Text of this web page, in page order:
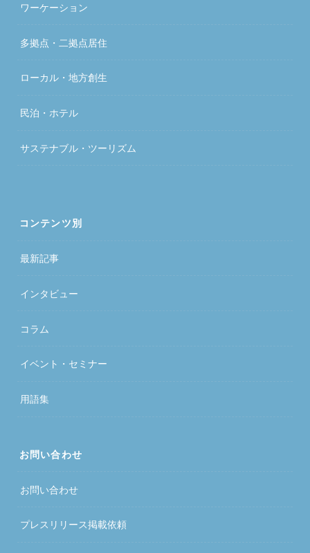
ワーケーション
多拠点・二拠点居住
ローカル・地方創生
民泊・ホテル
サステナブル・ツーリズム
コンテンツ別
最新記事
インタビュー
コラム
イベント・セミナー
用語集
お問い合わせ
お問い合わせ
プレスリリース掲載依頼